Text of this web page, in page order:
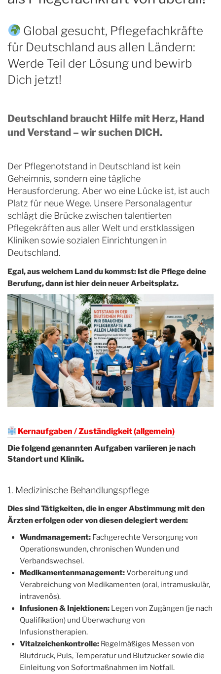
Global gesucht, Pflegefachkräfte
für Deutschland aus allen Ländern:
Werde Teil der Lösung und bewirb
Dich jetzt!
Deutschland braucht Hilfe mit Herz, Hand
und Verstand – wir suchen DICH.
Der Pflegenotstand in Deutschland ist kein
Geheimnis, sondern eine tägliche
Herausforderung. Aber wo eine Lücke ist, ist auch
Platz für neue Wege. Unsere Personalagentur
schlägt die Brücke zwischen talentierten
Pflegekräften aus aller Welt und erstklassigen
Kliniken sowie sozialen Einrichtungen in
Deutschland.
Egal, aus welchem Land du kommst: Ist die Pflege deine
Berufung, dann ist hier dein neuer Arbeitsplatz.
Kernaufgaben / Zuständigkeit (allgemein)
Die folgend genannten Aufgaben variieren je nach
Standort und Klinik.
1. Medizinische Behandlungspflege
Dies sind Tätigkeiten, die in enger Abstimmung mit den
Ärzten erfolgen oder von diesen delegiert werden:
Wundmanagement: Fachgerechte Versorgung von
Operationswunden, chronischen Wunden und
Verbandswechsel.
Medikamentenmanagement:Vorbereitung und
Verabreichung von Medikamenten (oral, intramuskulär,
intravenös).
Infusionen & Injektionen: Legen von Zugängen (je nach
Qualifikation) und Überwachung von
Infusionstherapien.
Vitalzeichenkontrolle: Regelmäßiges Messen von
Blutdruck, Puls, Temperatur und Blutzucker sowie die
Einleitung von Sofortmaßnahmen im Notfall.